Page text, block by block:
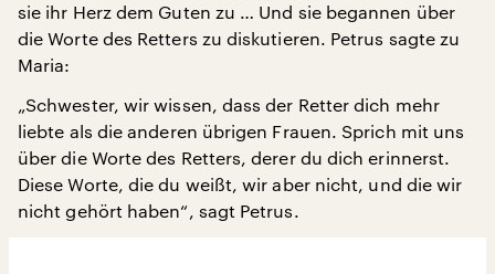
sie ihr Herz dem Guten zu … Und sie begannen über
die Worte des Retters zu diskutieren. Petrus sagte zu
Maria:
„Schwester, wir wissen, dass der Retter dich mehr
liebte als die anderen übrigen Frauen. Sprich mit uns
über die Worte des Retters, derer du dich erinnerst.
Diese Worte, die du weißt, wir aber nicht, und die wir
nicht gehört haben“, sagt Petrus.